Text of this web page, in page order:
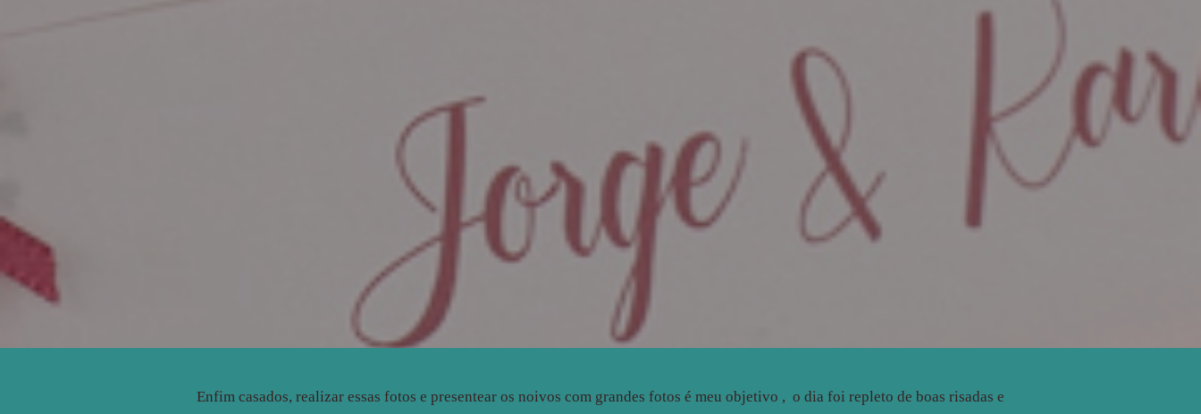
Enfim casados, realizar essas fotos e presentear os noivos com grandes fotos é meu objetivo , o dia foi repleto de boas risadas e